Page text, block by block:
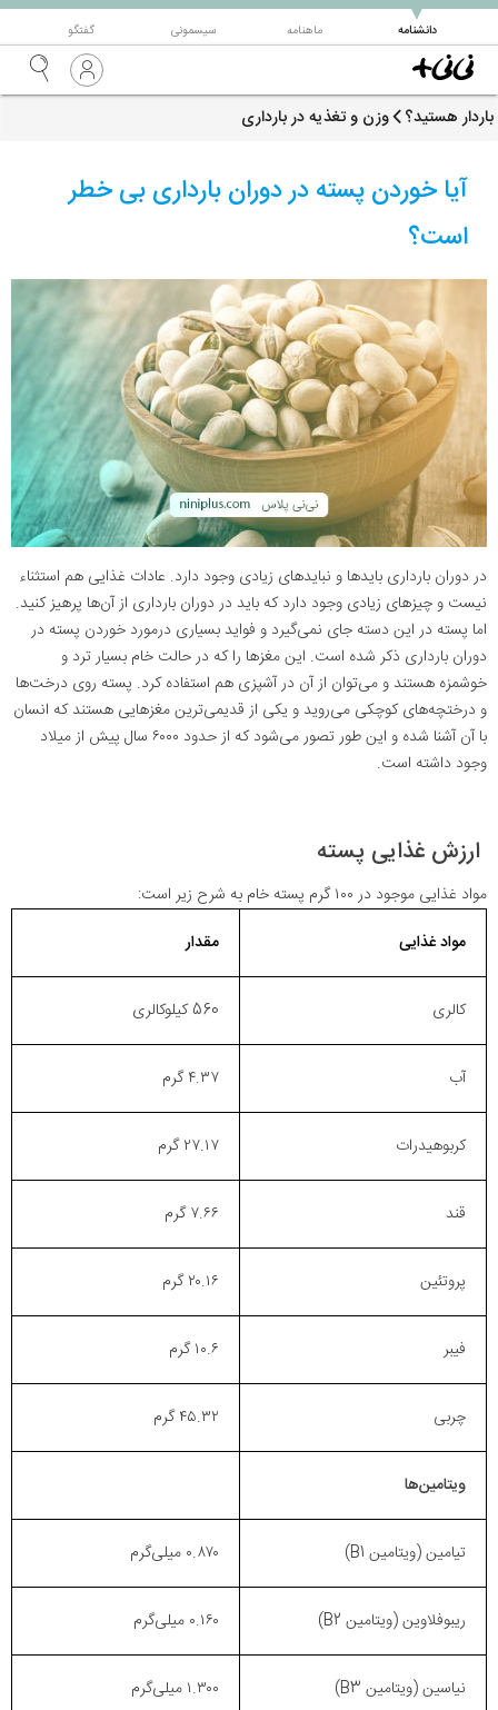
دانشنامه
▼ ماهنامه سیسمونی گفتگو
باردار هستید؟ وزن و تغذیه در بارداری
آیا خوردن پسته در دوران بارداری بی خطر
است؟
در دوران بارداری بایدها و نبایدهای زیادی وجود دارد. عادات غذایی هم استثناء
نیست و چیزهای زیادی وجود دارد که باید در دوران بارداری از آن‌ها پرهیز کنید.
اما پسته در این دسته جای نمی‌گیرد و فواید بسیاری درمورد خوردن پسته در
دوران بارداری ذکر شده است. این مغزها را که در حالت خام بسیار ترد و
خوشمزه هستند و می‌توان از آن در آشپزی هم استفاده کرد. پسته‌ روی درخت‌ها
و درختچه‌های کوچکی می‌روید و یکی از قدیمی‌ترین مغزهایی هستند که انسان
با آن آشنا شده و این طور تصور می‌شود که از حدود ۶۰۰۰ سال پیش از میلاد
وجود داشته است.
ارزش غذایی پسته
مواد غذایی موجود در ۱۰۰ گرم پسته خام به شرح زیر است:
مواد غذایی
مقدار
کالری 560 کیلوکالری
آب ۴.۳۷ گرم
کربوهیدرات ۲۷.۱۷ گرم
قند ۷.۶۶ گرم
پروتئین ۲۰.۱۶ گرم
فیبر ۱۰.۶ گرم
چربی ۴۵.۳۲ گرم
ویتامین‌ها
تیامین (ویتامین B1) ۰.۸۷۰ میلی‌گرم
ریبوفلاوین (ویتامین B2) ۰.۱۶۰ میلی‌گرم
نیاسین (ویتامین B3) ۱.۳۰۰ میلی‌گرم